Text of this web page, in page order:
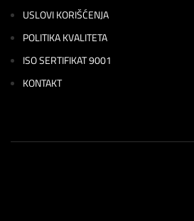
USLOVI KORIŠĆENJA
POLITIKA KVALITETA
ISO SERTIFIKAT 9001
KONTAKT